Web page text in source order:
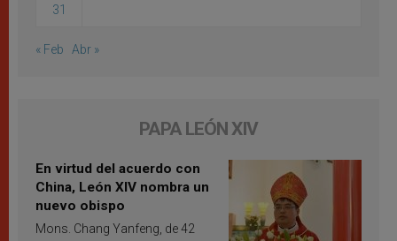
31
« Feb Abr »
PAPA LEÓN XIV
En virtud del acuerdo con
China, León XIV nombra un
nuevo obispo
Mons. Chang Yanfeng, de 42